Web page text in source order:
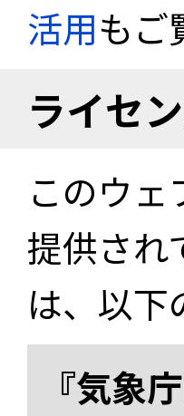
活用もご
ライセ
このウ
提供され
は、以
『気象